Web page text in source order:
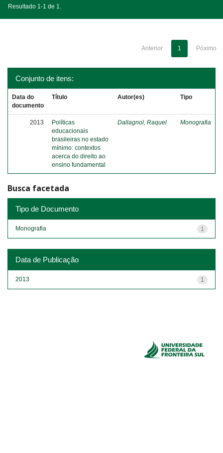
Resultado 1-1 de 1.
Anterior 1 Póximo
Conjunto de itens:
Data do
documento
Título Autor(es) Tipo
2013
Políticas
educacionais
brasileiras no estado
mínimo: contextos
acerca do direito ao
ensino fundamental
Dallagnol, Raquel Monografia
Busca facetada
Tipo de Documento
1
Monografia
Data de Publicação
1
2013